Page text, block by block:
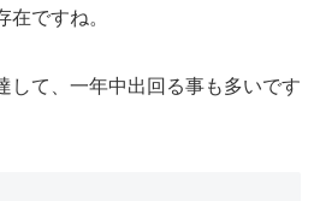
在ですね。
して、一年中出回る事も多いです